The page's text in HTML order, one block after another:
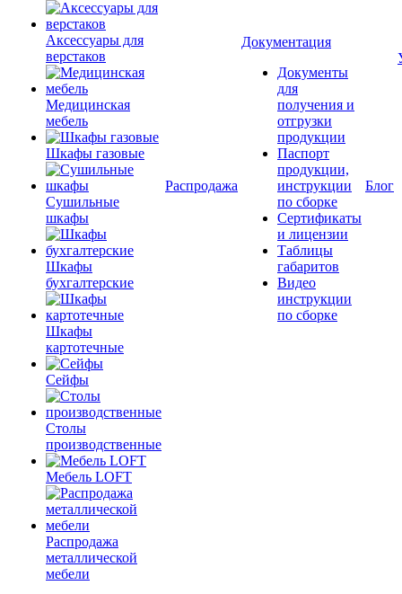
Аксессуары для
верстаков
Медицинская
мебель
Шкафы газовые
Сушильные
шкафы
Шкафы
бухгалтерские
Шкафы
картотечные
Сейфы
Столы
производственные
Мебель LOFT
Распродажа
металлической
мебели
Распродажа
Документация
Документы
для
получения и
отгрузки
продукции
Паспорт
продукции,
инструкции
по сборке
Сертификаты
и лицензии
Таблицы
габаритов
Видео
инструкции
по сборке
Блог